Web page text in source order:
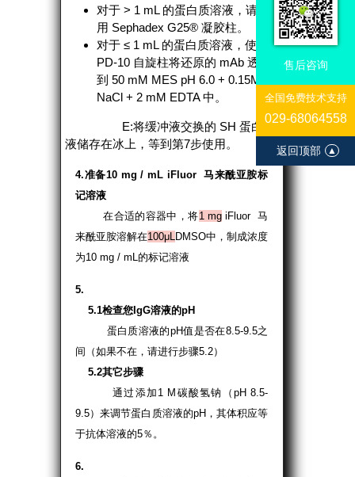
对于 > 1 mL 的蛋白质溶液，请使
用 Sephadex G25® 凝胶柱。
对于 ≤ 1 mL 的蛋白质溶液，使用
PD-10 自旋柱将还原的 mAb 透析
到 50 mM MES pH 6.0 + 0.15M
NaCl + 2 mM EDTA 中。
E:将缓冲液交换的 SH 蛋白溶
液储存在冰上，等到第7步使用。
4.准备10 mg / mL iFluor 马来酰亚胺标
记溶液
在合适的容器中，将1 mgiFluor 马
来酰亚胺溶解在100μL DMSO中，制成浓度
为10 mg / mL的标记溶液
5.
5.1检查您IgG溶液的pH
蛋白质溶液的pH值是否在8.5-9.5之
间（如果不在，请进行步骤5.2）
5.2其它步骤
通过添加1 M碳酸氢钠（pH 8.5-
9.5）来调节蛋白质溶液的pH，其体积应等
于抗体溶液的5％。
6.
售后咨询
全国免费技术支持
029-68064558
返回顶部 ▲